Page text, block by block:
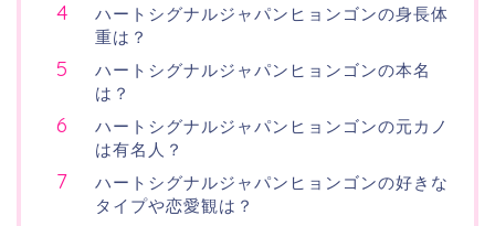
ハートシグナルジャパンヒョンゴンの身長体
重は？
ハートシグナルジャパンヒョンゴンの本名
は？
ハートシグナルジャパンヒョンゴンの元カノ
は有名人？
ハートシグナルジャパンヒョンゴンの好きな
タイプや恋愛観は？